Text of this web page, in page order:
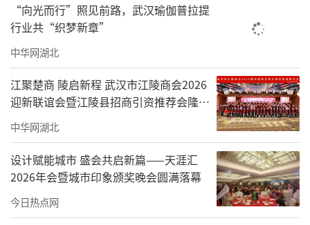
“向光而行”照见前路，武汉瑜伽普拉提
行业共“织梦新章”
中华网湖北
江聚楚商 陵启新程 武汉市江陵商会2026
迎新联谊会暨江陵县招商引资推荐会隆重
举行
中华网湖北
设计赋能城市 盛会共启新篇——天涯汇
2026年会暨城市印象颁奖晚会圆满落幕
今日热点网